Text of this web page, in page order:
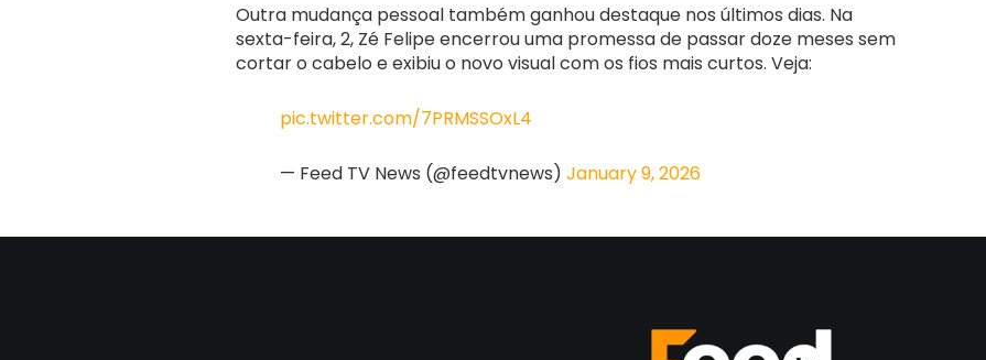
Outra mudança pessoal também ganhou destaque nos últimos dias. Na
sexta-feira, 2, Zé Felipe encerrou uma promessa de passar doze meses sem
cortar o cabelo e exibiu o novo visual com os fios mais curtos. Veja:
pic.twitter.com/7PRMSSOxL4
— Feed TV News (@feedtvnews) January 9, 2026